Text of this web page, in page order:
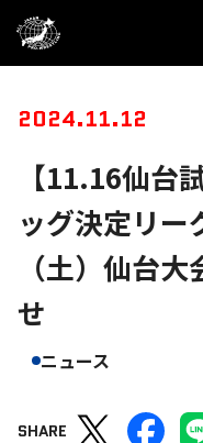
2024.11.12
【11.16仙台
ッグ決定リー
（土）仙台
せ
ニュース
SHARE